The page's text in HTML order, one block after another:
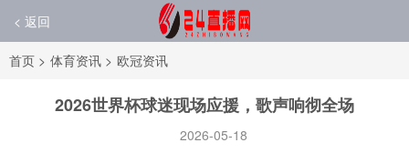
< 返回
首页 > 体育资讯 > 欧冠资讯
2026世界杯球迷现场应援，歌声响彻全场
2026-05-18